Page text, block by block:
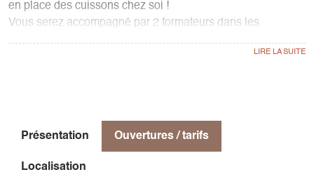
en place des cuissons chez soi !
Vous serez accompagné par 2 formateurs dans les
différentes étapes de mise en œuvre.
Ce sera l'occasion de manier des outils d'antan, de réaliser
avec son four prêt à l’emploi !
Présentation Ouvertures / tarifs
Localisation